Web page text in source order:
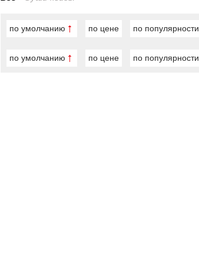
по умолчанию по цене по популярности
по умолчанию по цене по популярности